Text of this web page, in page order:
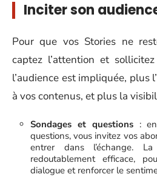
Inciter son
Pour que vos Stories ne
captez l’attention et
l’audience est impliquée, plus
à vos contenus, et plus la
Sondages et questions: en
questions, vous invitez vos
entrer dans l’échange.
redoutablement efficace,
dialogue et renforcer le